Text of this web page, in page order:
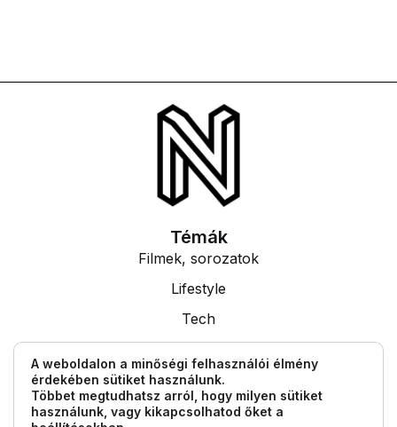
Témák
Filmek, sorozatok
Lifestyle
Tech
Tudás
Egyéb információk
Impresszum
A weboldalon a minőségi felhasználói élmény
érdekében sütiket használunk.
Többet megtudhatsz arról, hogy milyen sütiket
használunk, vagy kikapcsolhatod őket a